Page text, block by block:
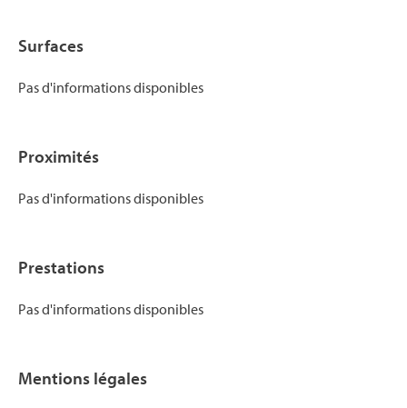
Surfaces
Pas d'informations disponibles
Proximités
Pas d'informations disponibles
Prestations
Pas d'informations disponibles
Mentions légales